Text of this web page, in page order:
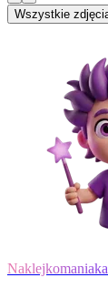
Wszystkie
Naklejkomaniaka